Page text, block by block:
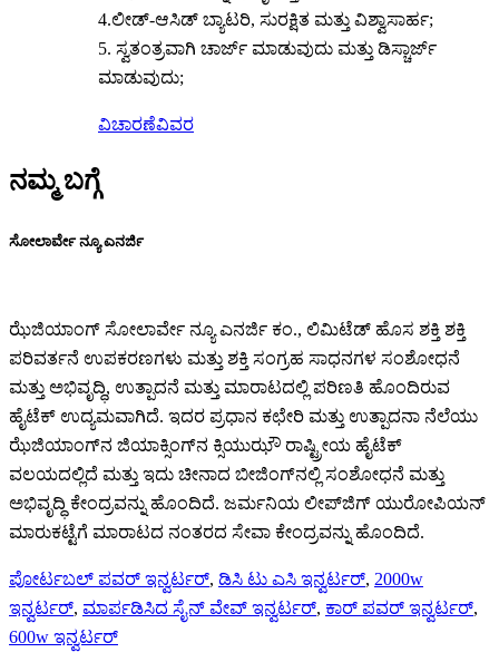
4.ಲೀಡ್-ಆಸಿಡ್ ಬ್ಯಾಟರಿ, ಸುರಕ್ಷಿತ ಮತ್ತು ವಿಶ್ವಾಸಾರ್ಹ;
5. ಸ್ವತಂತ್ರವಾಗಿ ಚಾರ್ಜ್ ಮಾಡುವುದು ಮತ್ತು ಡಿಸ್ಚಾರ್ಜ್
ಮಾಡುವುದು;
ವಿಚಾರಣೆವಿವರ
ನಮ್ಮ ಬಗ್ಗೆ
ಸೋಲಾರ್ವೇ ನ್ಯೂ ಎನರ್ಜಿ
ಝೆಜಿಯಾಂಗ್ ಸೋಲಾರ್ವೇ ನ್ಯೂ ಎನರ್ಜಿ ಕಂ., ಲಿಮಿಟೆಡ್ ಹೊಸ ಶಕ್ತಿ ಶಕ್ತಿ
ಪರಿವರ್ತನೆ ಉಪಕರಣಗಳು ಮತ್ತು ಶಕ್ತಿ ಸಂಗ್ರಹ ಸಾಧನಗಳ ಸಂಶೋಧನೆ
ಮತ್ತು ಅಭಿವೃದ್ಧಿ, ಉತ್ಪಾದನೆ ಮತ್ತು ಮಾರಾಟದಲ್ಲಿ ಪರಿಣತಿ ಹೊಂದಿರುವ
ಹೈಟೆಕ್ ಉದ್ಯಮವಾಗಿದೆ. ಇದರ ಪ್ರಧಾನ ಕಛೇರಿ ಮತ್ತು ಉತ್ಪಾದನಾ ನೆಲೆಯು
ಝೆಜಿಯಾಂಗ್‌ನ ಜಿಯಾಕ್ಸಿಂಗ್‌ನ ಕ್ಸಿಯುಝೌ ರಾಷ್ಟ್ರೀಯ ಹೈಟೆಕ್
ವಲಯದಲ್ಲಿದೆ ಮತ್ತು ಇದು ಚೀನಾದ ಬೀಜಿಂಗ್‌ನಲ್ಲಿ ಸಂಶೋಧನೆ ಮತ್ತು
ಅಭಿವೃದ್ಧಿ ಕೇಂದ್ರವನ್ನು ಹೊಂದಿದೆ. ಜರ್ಮನಿಯ ಲೀಪ್‌ಜಿಗ್ ಯುರೋಪಿಯನ್
ಮಾರುಕಟ್ಟೆಗೆ ಮಾರಾಟದ ನಂತರದ ಸೇವಾ ಕೇಂದ್ರವನ್ನು ಹೊಂದಿದೆ.
ಪೋರ್ಟಬಲ್ ಪವರ್ ಇನ್ವರ್ಟರ್, ಡಿಸಿ ಟು ಎಸಿ ಇನ್ವರ್ಟರ್, 2000w
ಇನ್ವರ್ಟರ್, ಮಾರ್ಪಡಿಸಿದ ಸೈನ್ ವೇವ್ ಇನ್ವರ್ಟರ್, ಕಾರ್ ಪವರ್ ಇನ್ವರ್ಟರ್,
600w ಇನ್ವರ್ಟರ್